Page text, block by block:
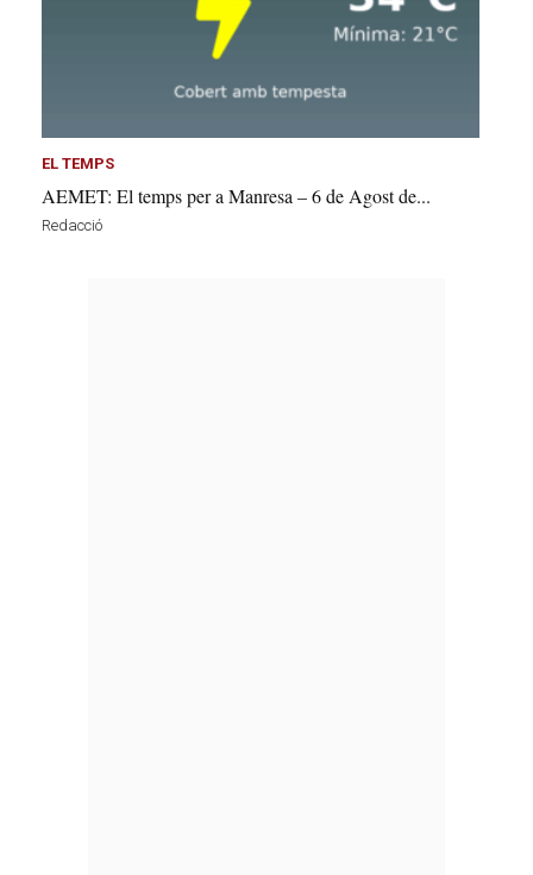
EL TEMPS
AEMET: El temps per a Manresa – 6 de Agost de...
Redacció